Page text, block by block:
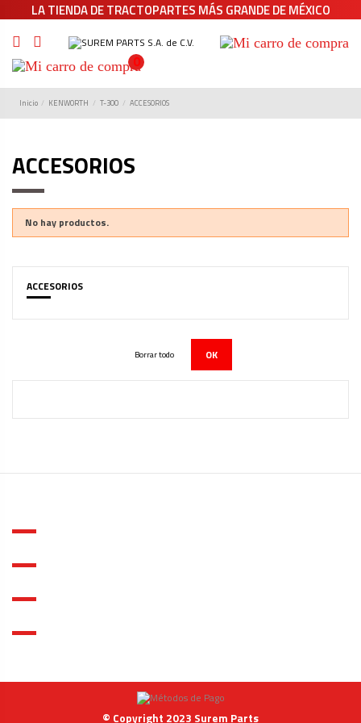
LA TIENDA DE TRACTOPARTES MÁS GRANDE DE MÉXICO
0
Inicio KENWORTH T-300 ACCESORIOS
ACCESORIOS
No hay productos.
ACCESORIOS
Borrar todo OK
© Copyright 2023 Surem Parts